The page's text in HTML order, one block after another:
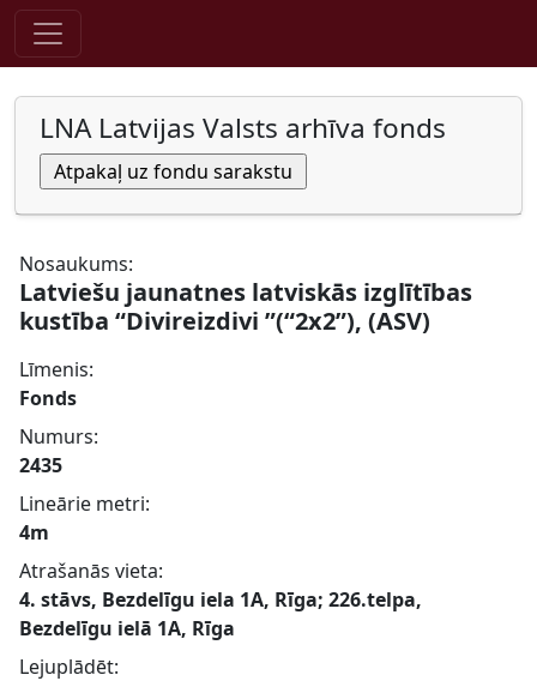
Pāriet uz saturu
LNA Latvijas Valsts arhīva fonds
Nosaukums:
Latviešu jaunatnes latviskās izglītības
kustība “Divireizdivi ”(“2x2”), (ASV)
Līmenis:
Fonds
Numurs:
2435
Lineārie metri:
4m
Atrašanās vieta:
4. stāvs, Bezdelīgu iela 1A, Rīga; 226.telpa,
Bezdelīgu ielā 1A, Rīga
Lejuplādēt: